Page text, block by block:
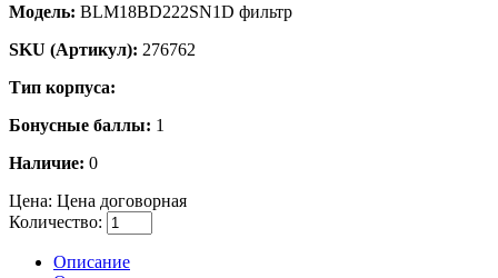
Модель: BLM18BD222SN1D фильтр
SKU (Артикул): 276762
Тип корпуса:
Бонусные баллы: 1
Наличие: 0
Цена: Цена договорная
Количество:
Описание